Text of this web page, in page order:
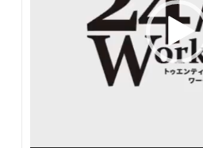
監修者：竹綱